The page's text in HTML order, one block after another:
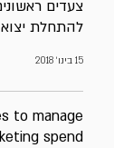
צעדים
להתחלת
15 בינו׳ 2018
to manage
spend